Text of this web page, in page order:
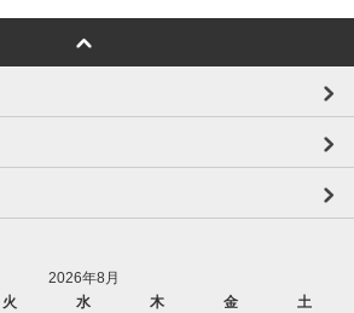
2026年8月
火 水 木 金
土